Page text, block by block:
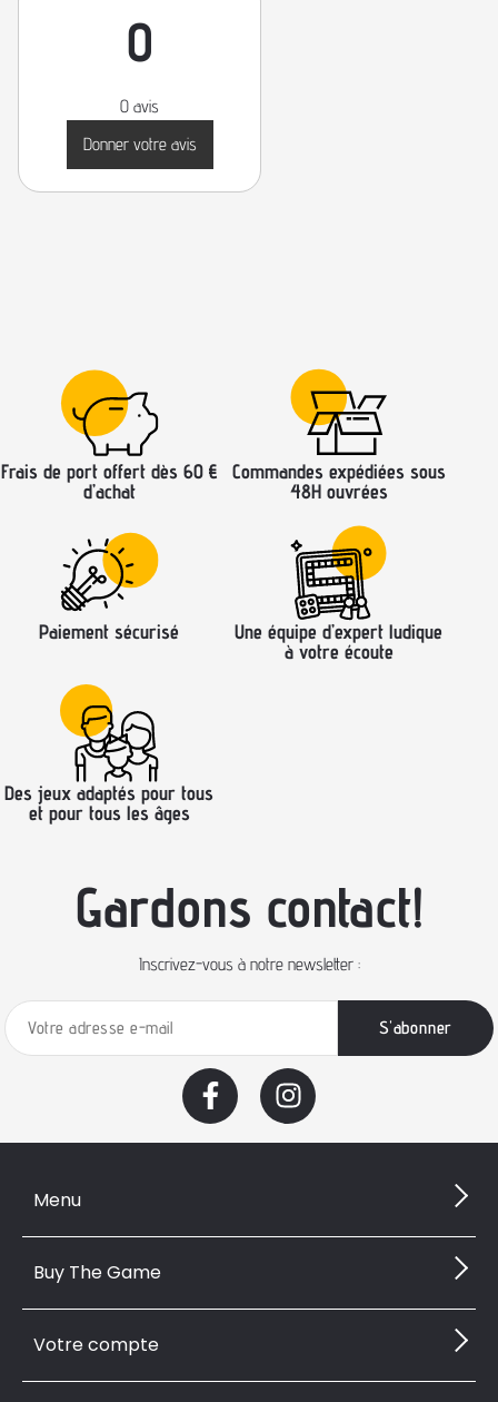
0
0 avis
Donner votre avis
Frais de port offert dès 60 €
d’achat
Commandes expédiées sous
48H ouvrées
Paiement sécurisé
Une équipe d’expert ludique
à votre écoute
Des jeux adaptés pour tous
et pour tous les âges
Gardons contact!
Inscrivez-vous à notre newsletter :
Menu
Buy The Game
Votre compte